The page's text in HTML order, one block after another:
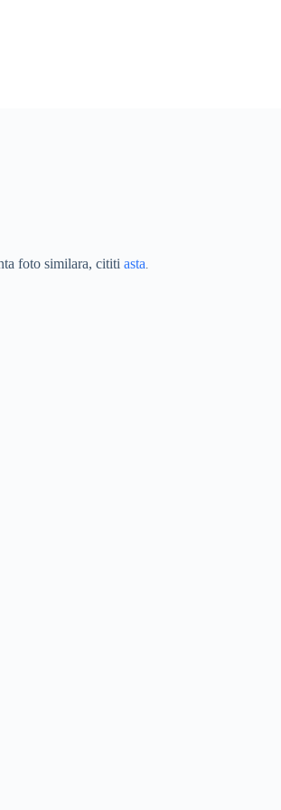
foto similara, cititi asta.